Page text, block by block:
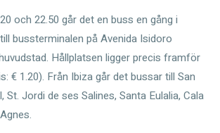
och 22.50 går det en buss en gång i
bussterminalen på Avenida Isidoro
Hållplatsen ligger precis framför
€ 1.20). Från Ibiza går det bussar till San
St. Jordi de ses Salines, Santa Eulalia, Cala